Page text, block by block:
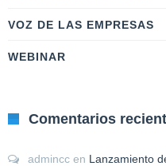
VOZ DE LAS EMPRESAS
WEBINAR
Comentarios
admincc en Lanzamiento